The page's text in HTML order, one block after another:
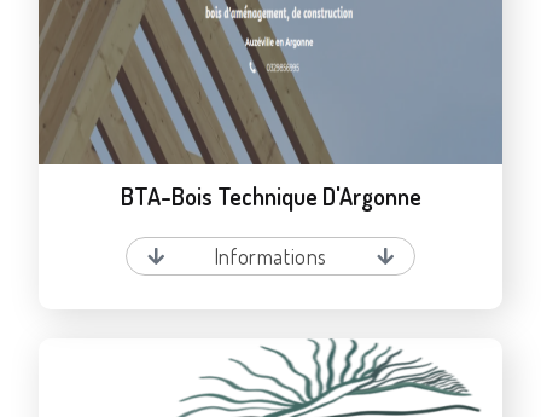
BTA-Bois Technique D'Argonne
Informations